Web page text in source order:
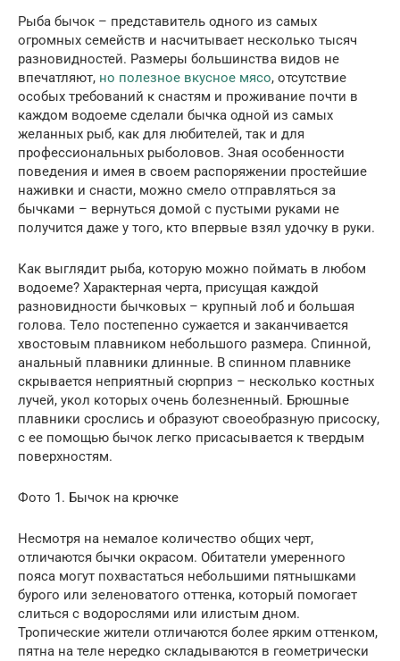
Рыба бычок – представитель одного из самых
огромных семейств и насчитывает несколько тысяч
разновидностей. Размеры большинства видов не
впечатляют, но полезное вкусное мясо, отсутствие
особых требований к снастям и проживание почти в
каждом водоеме сделали бычка одной из самых
желанных рыб, как для любителей, так и для
профессиональных рыболовов. Зная особенности
поведения и имея в своем распоряжении простейшие
наживки и снасти, можно смело отправляться за
бычками – вернуться домой с пустыми руками не
получится даже у того, кто впервые взял удочку в руки.
Как выглядит рыба, которую можно поймать в любом
водоеме? Характерная черта, присущая каждой
разновидности бычковых – крупный лоб и большая
голова. Тело постепенно сужается и заканчивается
хвостовым плавником небольшого размера. Спинной,
анальный плавники длинные. В спинном плавнике
скрывается неприятный сюрприз – несколько костных
лучей, укол которых очень болезненный. Брюшные
плавники срослись и образуют своеобразную присоску,
с ее помощью бычок легко присасывается к твердым
поверхностям.
Фото 1. Бычок на крючке
Несмотря на немалое количество общих черт,
отличаются бычки окрасом. Обитатели умеренного
пояса могут похвастаться небольшими пятнышками
бурого или зеленоватого оттенка, который помогает
слиться с водорослями или илистым дном.
Тропические жители отличаются более ярким оттенком,
пятна на теле нередко складываются в геометрически